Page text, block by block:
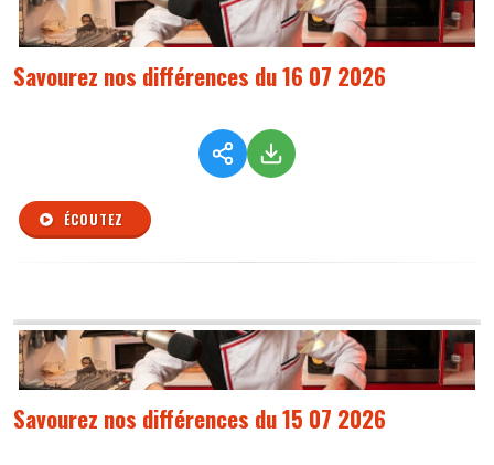
Savourez nos différences du 16 07 2026
ÉCOUTEZ
Savourez nos différences du 15 07 2026